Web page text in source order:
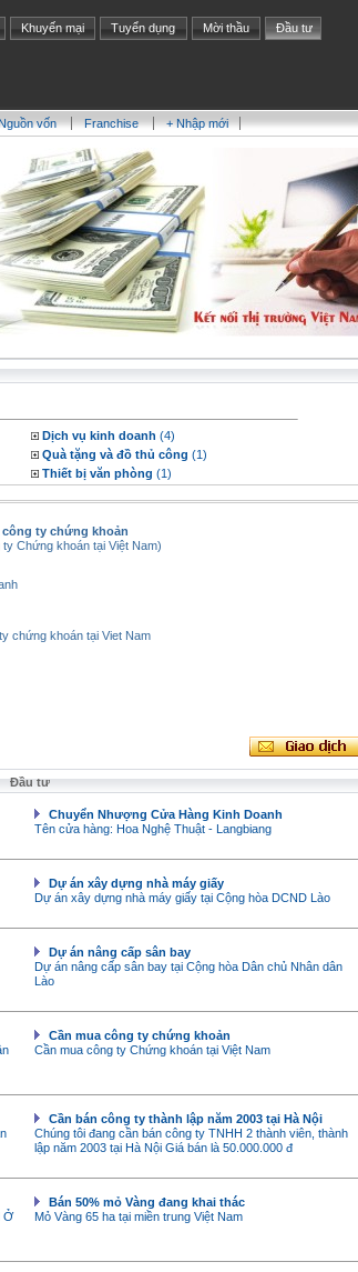
Khuyến mại Tuyển dụng Mời thầu Đầu tư
vốn Franchise + Nhập mới
Dịch vụ kinh doanh (4)
Quà tặng và đồ thủ công (1)
Thiết bị văn phòng (1)
công ty chứng khoản
Chứng khoán tại Việt Nam)
công ty chứng khoán tại Viet Nam
Đầu tư
Chuyển Nhượng Cửa Hàng Kinh Doanh
Tên cửa hàng: Hoa Nghệ Thuật - Langbiang
Dự án xây dựng nhà máy giấy
Dự án xây dựng nhà máy giấy tại Cộng hòa DCND Lào
Dự án nâng cấp sân bay
Dự án nâng cấp sân bay tại Cộng hòa Dân chủ Nhân dân
Lào
Cần mua công ty chứng khoản
Cần mua công ty Chứng khoán tại Việt Nam
Cần bán công ty thành lập năm 2003 tại Hà Nội
Chúng tôi đang cần bán công ty TNHH 2 thành viên, thành
lập năm 2003 tại Hà Nội Giá bán là 50.000.000 đ
Ở
Bán 50% mỏ Vàng đang khai thác
Mỏ Vàng 65 ha tại miền trung Việt Nam